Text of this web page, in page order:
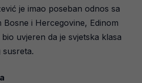
je imao poseban odnos sa
Bosne i Hercegovine, Edinom
uvjeren da je svjetska klasa